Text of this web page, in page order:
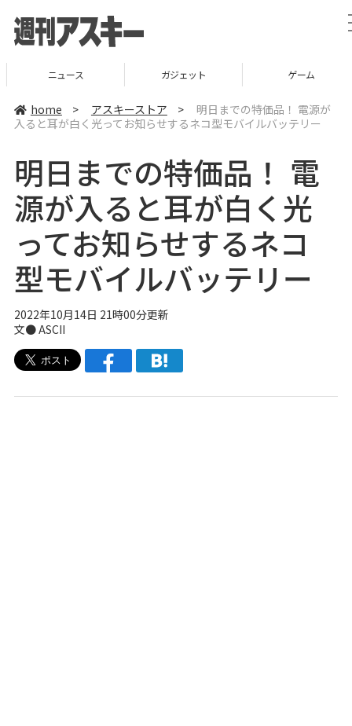
ニュース ガジェット ゲーム
home > アスキーストア >
明日までの特価品！ 電源が
入ると耳が白く光ってお知らせするネコ型モバイルバッテリー
明日までの特価品！ 電
源が入ると耳が白く光
ってお知らせするネコ
型モバイルバッテリー
2022年10月14日 21時00分更新
文● ASCII